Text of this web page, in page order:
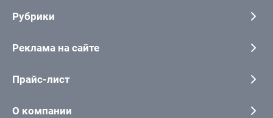
Рубрики
Реклама на сайте
Прайс-лист
О компании